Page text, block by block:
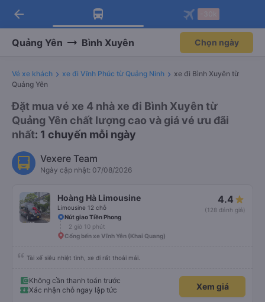
Tải app Vexere ngay!
Nhận ưu đãi thành viên độc
Mở app
Tải app Vexere
-30k/ghế khi đặt vé máy bay qua
Mở app
arrow_back
Quảng Yên Bình Xuyên Chọn ngày
Vé xe khách xe đi Vĩnh Phúc từ Quảng Ninh
xe đi Bình Xuyên từ
Quảng Yên
Đặt mua vé xe 4 nhà xe đi Bình Xuyên từ
Quảng Yên chất lượng cao và giá vé ưu đãi
nhất: 1 chuyến mỗi ngày
Vexere Team
Ngày cập nhật: 07/08/2026
Hoàng Hà Limousine
Limousine 12 chỗ
4.4
(128 đánh giá)
Nút giao Tiền Phong
2 giờ 10 phút
Cổng bến xe Vĩnh Yên (Khai Quang)
Tài xế siêu nhiệt tình, xe đi rất thoải mái.
Không cần thanh toán trước
Xác nhận chỗ ngay lập tức
Xem giá